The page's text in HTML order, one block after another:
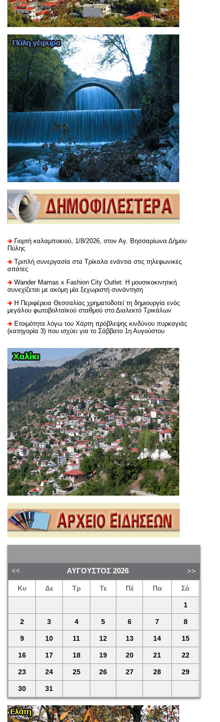
Γιορτή καλαμποκιού, 1/8/2026, στον Αγ. Βησσαρίωνα Δήμου
Πύλης
Τριπλή συνεργασία στα Τρίκαλα ενάντια στις τηλεφωνικές
απάτες
Wander Mamas x Fashion City Outlet: Η μουσικοκινητική
συνεχίζεται με ακόμη μία ξεχωριστή συνάντηση
H Περιφέρεια Θεσσαλίας χρηματοδοτεί τη δημιουργία ενός
μεγάλου φωτοβολταϊκού σταθμού στο Διαλεκτό Τρικάλων
Ετοιμότητα λόγω του Χάρτη πρόβλεψης κινδύνου πυρκαγιάς
(κατηγορία 3) που ισχύει για το Σάββατο 1η Αυγούστου
ΑΎΓΟΥΣΤΟΣ 2026
Κυ Δε Τρ Τε Πέ Πα Σά
1
2 3 4 5 6 7 8
9 10 11 12 13 14 15
16 17 18 19 20 21 22
23 24 25 26 27 28 29
30 31